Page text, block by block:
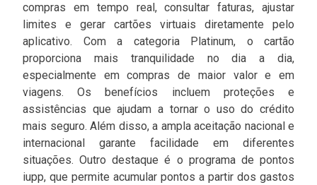
compras em tempo real, consultar faturas, ajustar
limites e gerar cartões virtuais diretamente pelo
aplicativo. Com a categoria Platinum, o cartão
proporciona mais tranquilidade no dia a dia,
especialmente em compras de maior valor e em
viagens. Os benefícios incluem proteções e
assistências que ajudam a tornar o uso do crédito
mais seguro. Além disso, a ampla aceitação nacional e
internacional garante facilidade em diferentes
situações. Outro destaque é o programa de pontos
iupp, que permite acumular pontos a partir dos gastos